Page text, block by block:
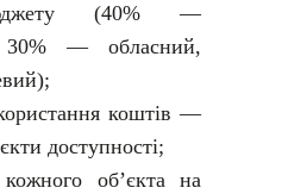
(40% —
30% — обласний,
коштів —
доступності;
кожного об’єкта на